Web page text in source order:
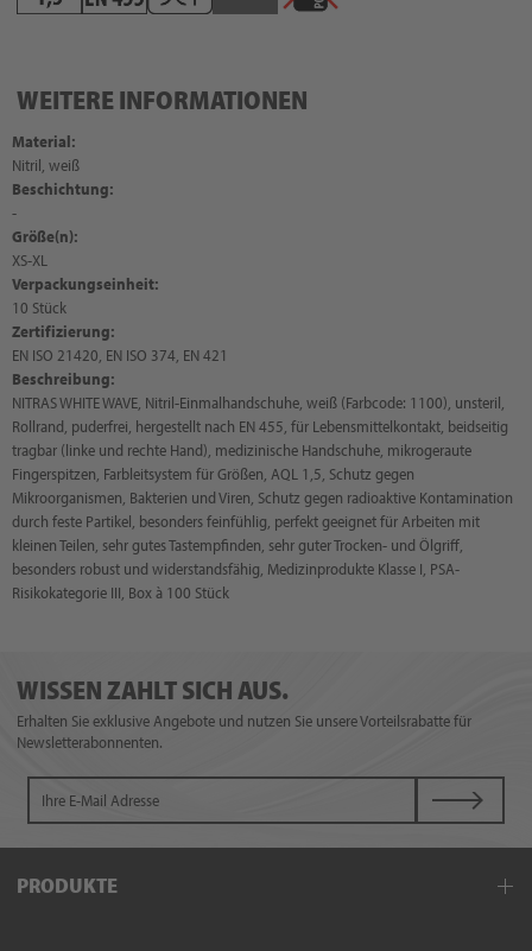
WEITERE INFORMATIONEN
Material:
Nitril, weiß
Beschichtung:
-
Größe(n):
XS-XL
Verpackungseinheit:
10 Stück
Zertifizierung:
EN ISO 21420, EN ISO 374, EN 421
Beschreibung:
NITRAS WHITE WAVE, Nitril-Einmalhandschuhe, weiß (Farbcode: 1100), unsteril,
Rollrand, puderfrei, hergestellt nach EN 455, für Lebensmittelkontakt, beidseitig
tragbar (linke und rechte Hand), medizinische Handschuhe, mikrogeraute
Fingerspitzen, Farbleitsystem für Größen, AQL 1,5, Schutz gegen
Mikroorganismen, Bakterien und Viren, Schutz gegen radioaktive Kontamination
durch feste Partikel, besonders feinfühlig, perfekt geeignet für Arbeiten mit
kleinen Teilen, sehr gutes Tastempfinden, sehr guter Trocken- und Ölgriff,
besonders robust und widerstandsfähig, Medizinprodukte Klasse I, PSA-
Risikokategorie III, Box à 100 Stück
WISSEN ZAHLT SICH AUS.
Erhalten Sie exklusive Angebote und nutzen Sie unsere Vorteilsrabatte für
Newsletterabonnenten.
PRODUKTE